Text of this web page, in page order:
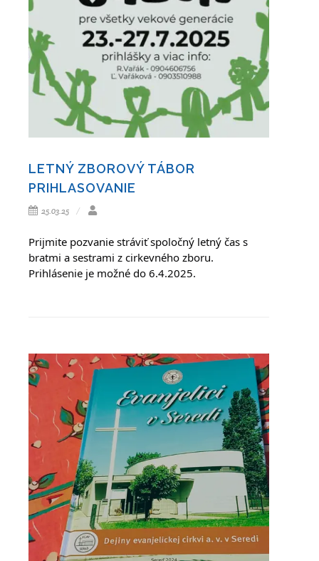
LETNÝ ZBOROVÝ TÁBOR
PRIHLASOVANIE
25.03.25
Prijmite pozvanie stráviť spoločný letný čas s
bratmi a sestrami z cirkevného zboru.
Prihlásenie je možné do 6.4.2025.